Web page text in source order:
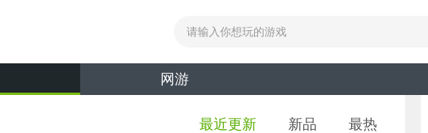
网游
最近更新 新品 最热